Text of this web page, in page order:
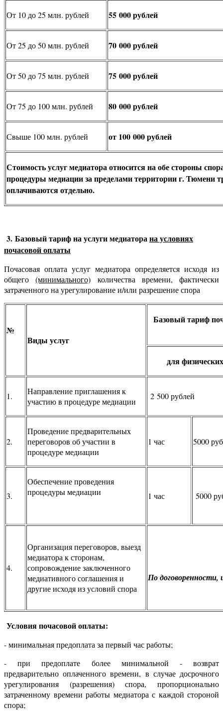
От 10 до 25 млн. рублей 55 000 рублей
От 25 до 50 млн. рублей 70 000 рублей
От 50 до 75 млн. рублей 75 000 рублей
От 75 до 100 млн. рублей 80 000 рублей
Свыше 100 млн. рублей от 100 000 рублей
Стоимость услуг медиатора относится на обе стороны
процедуры медиации за пределами территории г. Тюмени
оплачиваются отдельно.
3. Базовый тариф на услуги медиаторана условиях
почасовой оплаты
Почасовая оплата услуг медиатора определяется исходя из
общего(минимального) количества времени, фактически
затраченного на урегулирование и/или разрешение спора
№
Виды услуг
Базовый тариф
для
1.
Направление приглашения к
участию в процедуре медиации
2 500 рублей
2.
Проведение предварительных
переговоров об участии в
процедуре медиации
1 час 5000
3.
Обеспечение проведения
процедуры медиации
1 час 5000
4.
Организация переговоров, выезд
медиатора к сторонам,
сопровождение заключенного
медиативного соглашения и
другие исходя из условий спора
По договоренности,
Условия почасовой оплаты:
- минимальная предоплата за первый час работы;
- при предоплате более минимальной - возврат
предварительно оплаченного времени, в случае досрочного
урегулирования (разрешения) спора, пропорционально
затраченному времени работы медиатора с каждой стороной
спора;